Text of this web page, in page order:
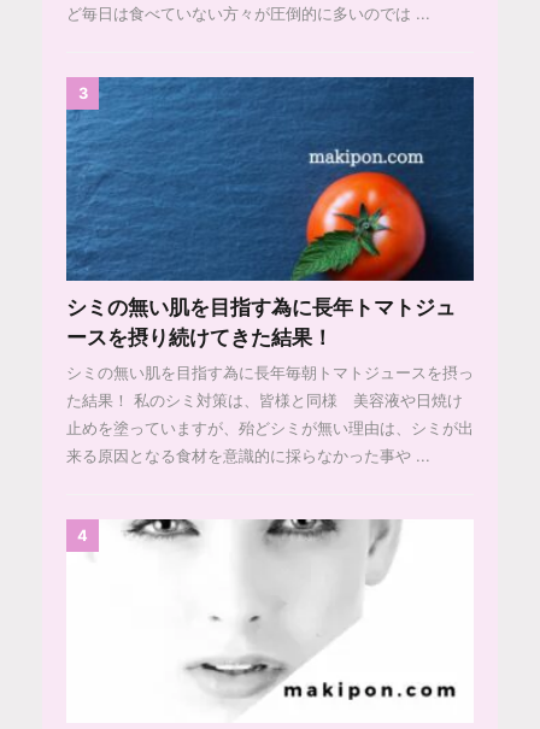
ど毎日は食べていない方々が圧倒的に多いのでは ...
3
シミの無い肌を目指す為に長年トマトジュ
ースを摂り続けてきた結果！
シミの無い肌を目指す為に長年毎朝トマトジュースを摂っ
た結果！ 私のシミ対策は、皆様と同様 美容液や日焼け
止めを塗っていますが、殆どシミが無い理由は、シミが出
来る原因となる食材を意識的に採らなかった事や ...
4